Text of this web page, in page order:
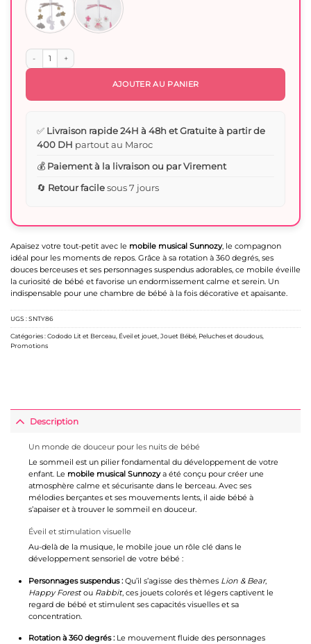
Apaisez votre tout-petit avec le mobile musical Sunnozy, le compagnon
idéal pour les moments de repos. Grâce à sa rotation à 360 degrés, ses
douces berceuses et ses personnages suspendus adorables, ce mobile éveille
la curiosité de bébé et favorise un endormissement calme et serein. Un
indispensable pour une chambre de bébé à la fois décorative et apaisante.
quantité de Mobile Musical pour Bébé – Rotation 360° avec Mélodies Apaisantes
AJOUTER AU PANIER
✅ Livraison rapide 24H à 48h et Gratuite à partir de
400 DH partout au Maroc
💰 Paiement à la livraison ou par Virement
🔄 Retour facilesous 7 jours
UGS :SNTY86
Catégories :Cododo Lit et Berceau Éveil et jouet Jouet Bébé Peluches et doudous
Promotions
Description
Un monde de douceur pour les nuits de bébé
Le sommeil est un pilier fondamental du développement de votre
enfant. Le mobile musical Sunnozya été conçu pour créer une
atmosphère calme et sécurisante dans le berceau. Avec ses
mélodies berçantes et ses mouvements lents, il aide bébé à
s’apaiser et à trouver le sommeil en douceur.
Éveil et stimulation visuelle
Au-delà de la musique, le mobile joue un rôle clé dans le
développement sensoriel de votre bébé :
Personnages suspendus :Qu’il s’agisse des thèmes Lion & Bear,
Happy Forestou Rabbit, ces jouets colorés et légers captivent le
regard de bébé et stimulent ses capacités visuelles et sa
concentration.
Rotation à 360 degrés :Le mouvement fluide des personnages